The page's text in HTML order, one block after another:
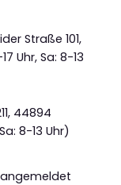
Straße 101,
Uhr, Sa: 8-13
44894
8-13 Uhr)